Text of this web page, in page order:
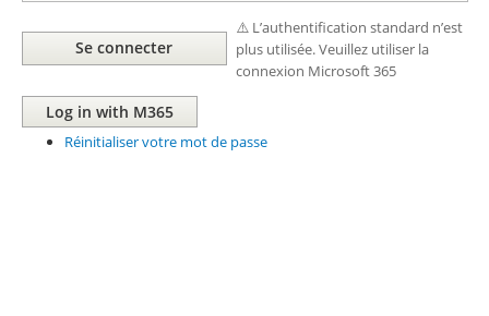
⚠️ L’authentification standard n’est
plus utilisée. Veuillez utiliser la
connexion Microsoft 365
Réinitialiser votre mot de passe